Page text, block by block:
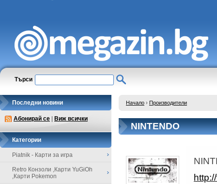
Търси
Последни новини
Абонирай се Виж всички
Категории
Piatnik - Карти за игра
Retro Конзоли ,Карти YuGiOh
,Карти Pokemon
Начало › Производители
NINTENDO